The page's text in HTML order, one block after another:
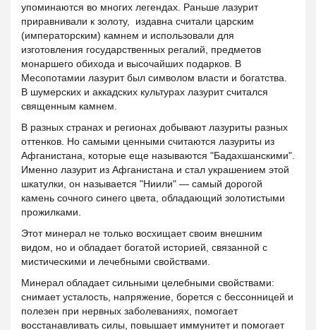
упоминаются во многих легендах. Раньше лазурит
приравнивали к золоту, издавна считали царским
(императорским) камнем и использовали для
изготовления государственных регалий, предметов
монаршего обихода и высочайших подарков. В
Месопотамии лазурит был символом власти и богатства.
В шумерских и аккадских культурах лазурит считался
священным камнем.
В разных странах и регионах добывают лазуриты разных
оттенков. Но самыми ценными считаются лазуриты из
Афганистана, которые еще называются "Бадахшанскими".
Именно лазурит из Афганистана и стал украшением этой
шкатулки, он называется "Ниили" — самый дорогой
камень сочного синего цвета, обладающий золотистыми
прожилками.
Этот минерал не только восхищает своим внешним
видом, но и обладает богатой историей, связанной с
мистическими и лечебными свойствами.
Минерал обладает сильными целебными свойствами:
снимает усталость, напряжение, борется с бессонницей и
полезен при нервных заболеваниях, помогает
восстанавливать силы, повышает иммунитет и помогает